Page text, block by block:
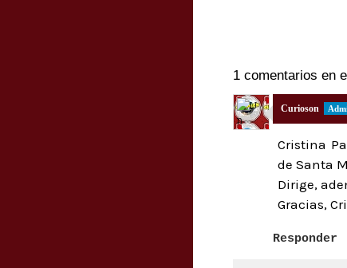
1 comentarios en
Curioson
Cristina
de Santa
Dirige,
Gracias,
Responder